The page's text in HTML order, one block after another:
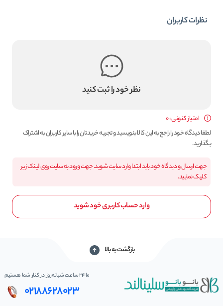
نظرات کاربران
نظر خود را ثبت کنید
امتیاز کنونی : 0
لطفا دیدگاه خود را راجع به این کالا بنویسید و تجربه خریدتان را با سایر کاربران به اشتراک
بگذارید.
جهت ارسال و دیدگاه خود باید ابتدا وارد سایت شوید. جهت ورود به سایت روی لینک زیر
کلیک نمایید.
وارد حساب کاربری خود شوید
بازگشت به بالا
ما 24 ساعت شبانه‌روز در کنار شما هستیم
02188628023